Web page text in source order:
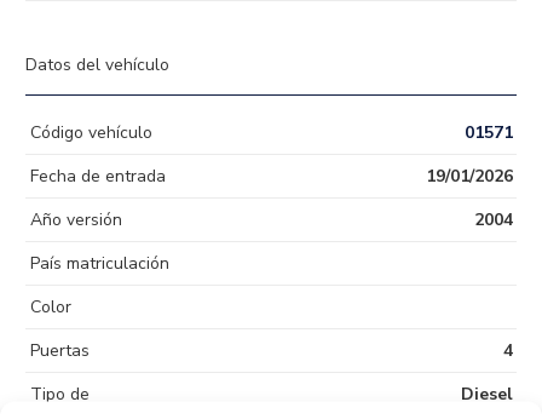
Datos del vehículo
Código vehículo
01571
Fecha de entrada
19/01/2026
Año versión
2004
País matriculación
Color
Puertas
4
Tipo de
Diesel